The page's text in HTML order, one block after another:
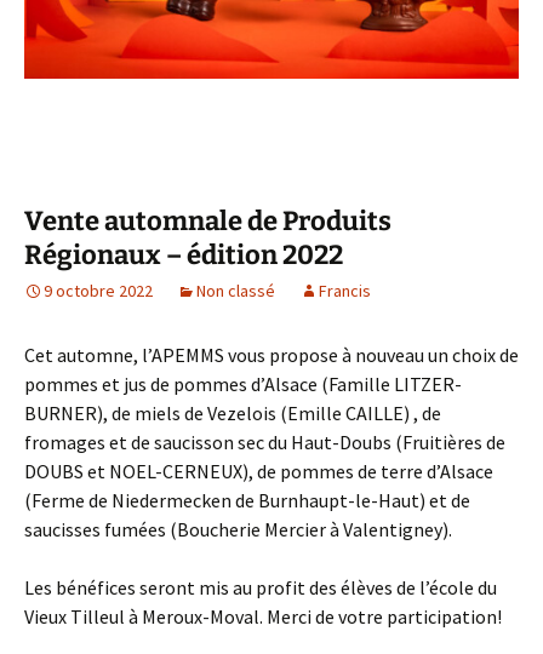
Vente automnale de Produits
Régionaux – édition 2022
9 octobre 2022 Non classé Francis
Cet automne, l’APEMMS vous propose à nouveau un choix de
pommes et jus de pommes d’Alsace (Famille LITZER-
BURNER), de miels de Vezelois (Emille CAILLE) , de
fromages et de saucisson sec du Haut-Doubs (Fruitières de
DOUBS et NOEL-CERNEUX), de pommes de terre d’Alsace
(Ferme de Niedermecken de Burnhaupt-le-Haut) et de
saucisses fumées (Boucherie Mercier à Valentigney).
Les bénéfices seront mis au profit des élèves de l’école du
Vieux Tilleul à Meroux-Moval. Merci de votre participation!